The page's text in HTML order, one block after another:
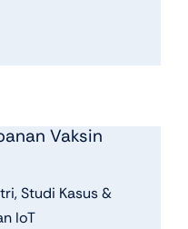
,Studi Kasus &
IoT